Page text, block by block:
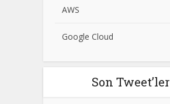
AWS
Google Cloud
Son Tweet’ler